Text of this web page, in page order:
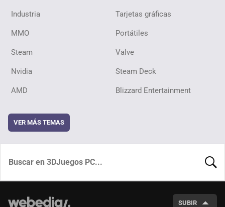
Industria Tarjetas gráficas
MMO Portátiles
Steam Valve
Nvidia Steam Deck
AMD Blizzard Entertainment
VER MÁS TEMAS
SUBIR